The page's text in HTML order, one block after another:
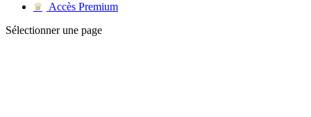
♛
Accès Premium
Sélectionner une page